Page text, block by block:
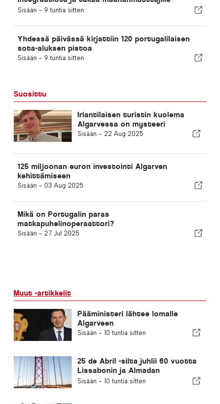
nopeutetun menettelyn
Sisään - 9 tuntia sitten
Yhdessä päivässä kirjattiin 120 portugalilaisen
sota-aluksen pistoa
Sisään - 9 tuntia sitten
Suosittu
Irlantilaisen turistin kuolema
Algarvessa on mysteeri
Sisään - 22 Aug 2025
125 miljoonan euron investointi Algarven
kehittämiseen
Sisään - 03 Aug 2025
Mikä on Portugalin paras
matkapuhelinoperaattori?
Sisään - 27 Jul 2025
Muut -artikkelit
Pääministeri lähtee lomalle
Algarveen
Sisään - 10 tuntia sitten
25 de Abril -silta juhlii 60 vuotta
Lissabonin ja Almadan
yhdistämistä
Sisään - 10 tuntia sitten